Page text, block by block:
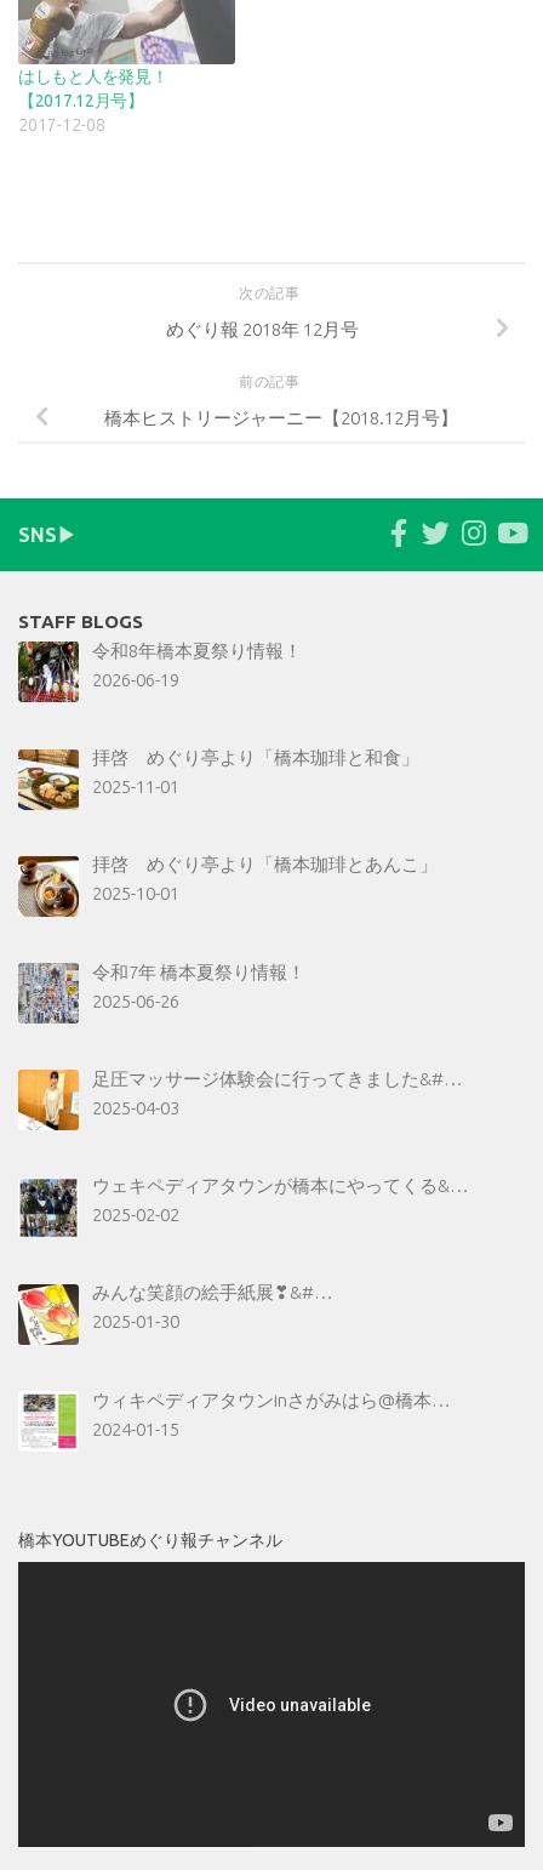
はしもと人を発見！
【2017.12月号】
2017-12-08
次の記事
めぐり報 2018年 12月号
前の記事
橋本ヒストリージャーニー【2018.12月号】
SNS▶︎
STAFF BLOGS
令和8年橋本夏祭り情報！
2026-06-19
拝啓 めぐり亭より「橋本珈琲と和食」
2025-11-01
拝啓 めぐり亭より「橋本珈琲とあんこ」
2025-10-01
令和7年 橋本夏祭り情報！
2025-06-26
足圧マッサージ体験会に行ってきました&#…
2025-04-03
ウェキペディアタウンが橋本にやってくる&…
2025-02-02
みんな笑顔の絵手紙展❣&#…
2025-01-30
ウィキペディアタウンinさがみはら@橋本…
2024-01-15
橋本YOUTUBEめぐり報チャンネル